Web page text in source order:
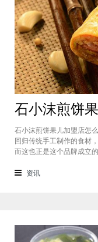
石小沫煎饼果儿加盟店怎
回归传统手工制作的食材
而这也正是这个品牌成立
儿加盟怎么样？适不适合
资讯